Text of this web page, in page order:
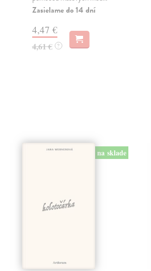
Zasielame do 14 dní
4,47 €
4,61 € ?
na sklade